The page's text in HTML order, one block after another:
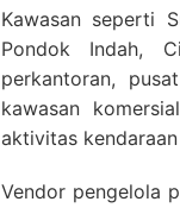
Kawasan seperti
Pondok Indah,
perkantoran,
kawasan
aktivitas
Vendor pengelola